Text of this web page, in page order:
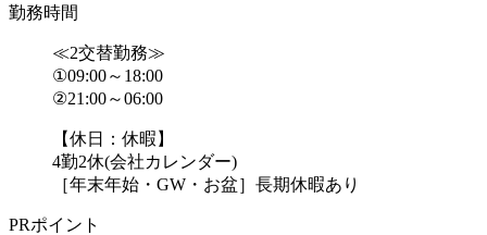
勤務時間
≪2交替勤務≫
①09:00～18:00
②21:00～06:00
【休日：休暇】
4勤2休(会社カレンダー)
［年末年始・GW・お盆］長期休暇あり
PRポイント